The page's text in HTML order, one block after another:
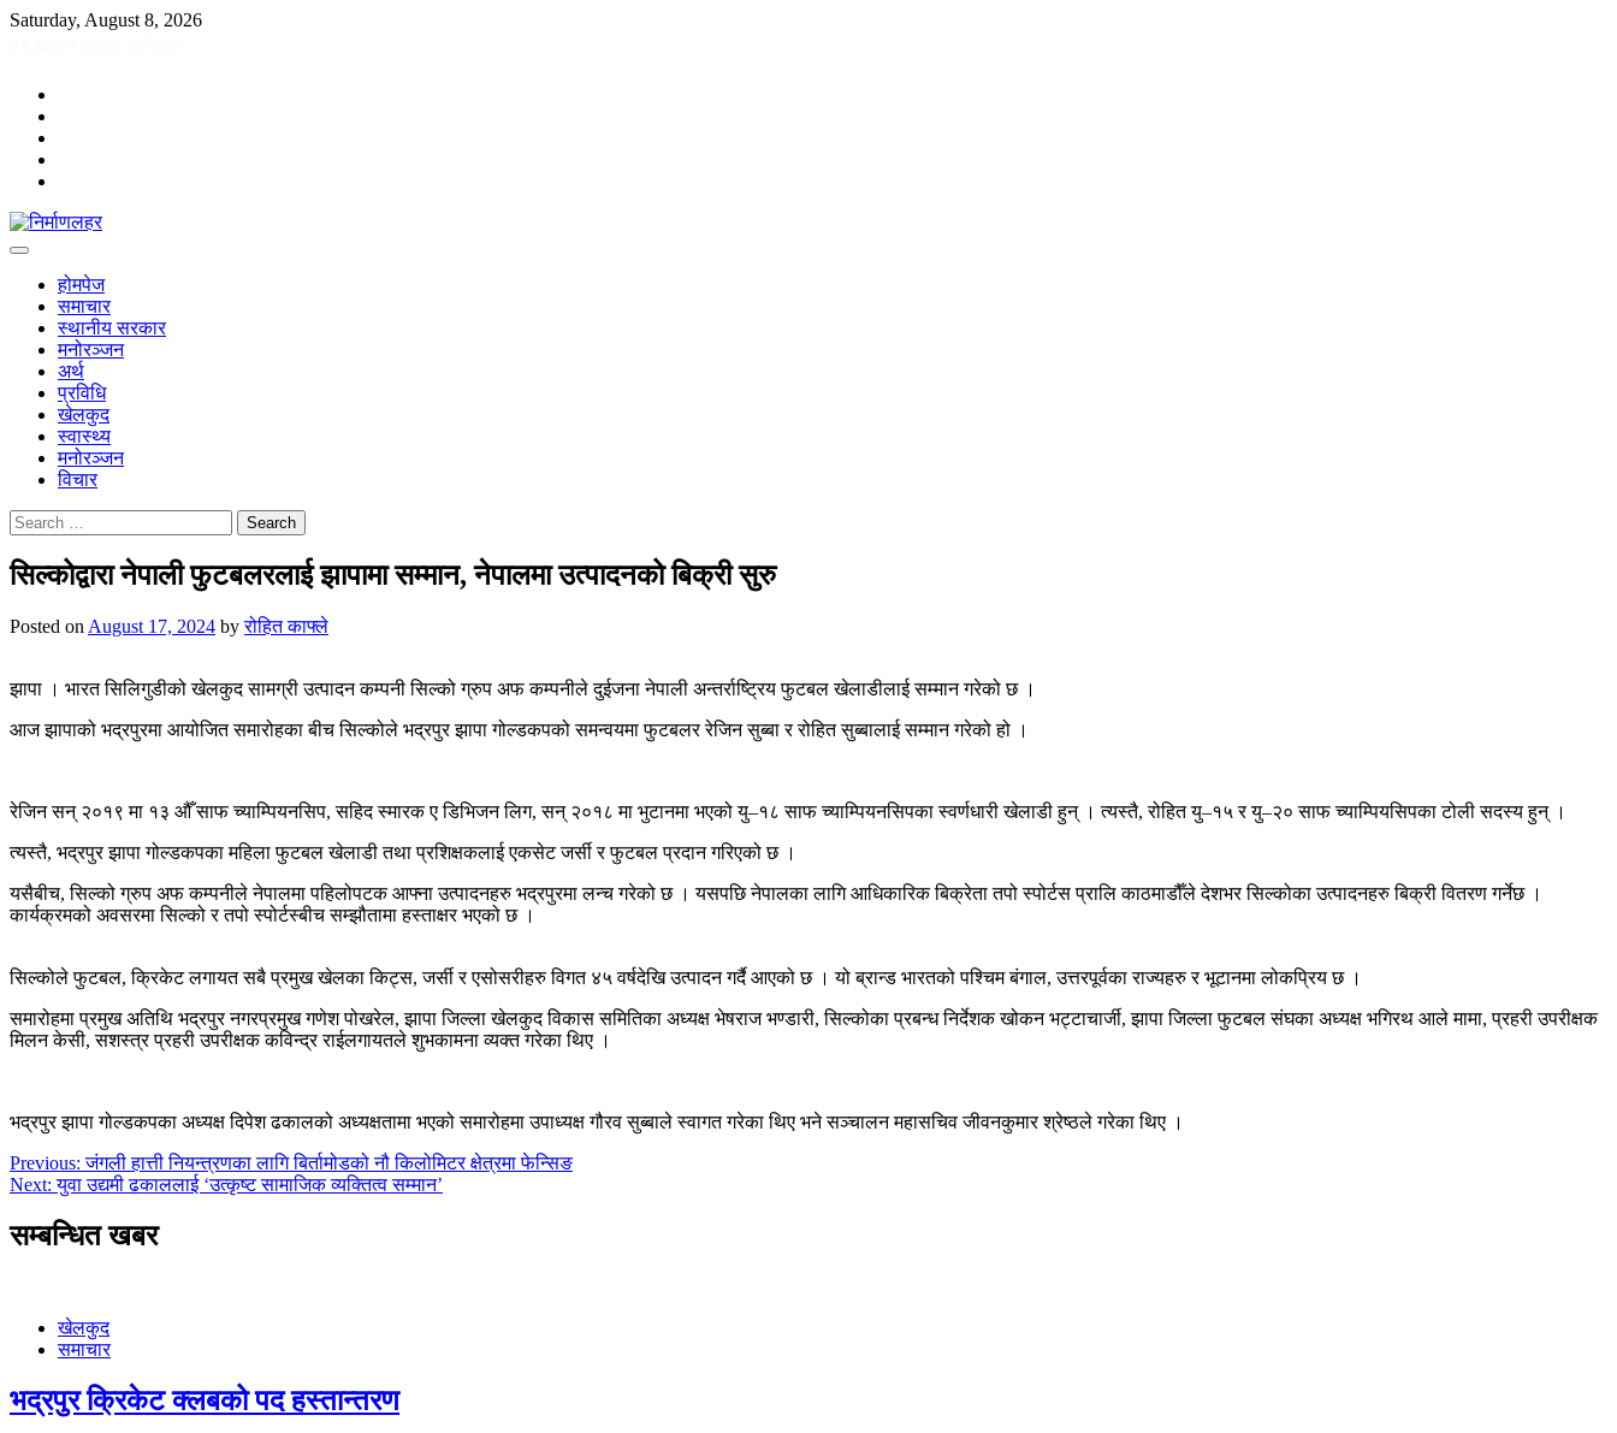
Skip
Saturday, August 8, 2026
होमपेज
समाचार
स्थानीय सरकार
मनोरञ्जन
अर्थ
प्रविधि
खेलकुद
स्वास्थ्य
मनोरञ्जन
विचार
Search
for:
सिल्कोद्वारा नेपाली फुटबलरलाई झापामा सम्मान, नेपालमा उत्पादनको बिक्री सुरु
Posted on August 17, 2024 byरोहित काफ्ले
झापा । भारत सिलिगुडीको खेलकुद सामग्री उत्पादन कम्पनी सिल्को ग्रुप अफ कम्पनीले दुईजना नेपाली अन्तर्राष्ट्रिय फुटबल खेलाडीलाई सम्मान गरेको छ ।
आज झापाको भद्रपुरमा आयोजित समारोहका बीच सिल्कोले भद्रपुर झापा गोल्डकपको समन्वयमा फुटबलर रेजिन सुब्बा र रोहित सुब्बालाई सम्मान गरेको हो ।
रेजिन सन् २०१९ मा १३ औँ साफ च्याम्पियनसिप, सहिद स्मारक ए डिभिजन लिग, सन् २०१८ मा भुटानमा भएको यु–१८ साफ च्याम्पियनसिपका स्वर्णधारी खेलाडी हुन् । त्यस्तै, रोहित यु–१५ र यु–२० साफ च्याम्पियसिपका टोली सदस्य हुन् ।
त्यस्तै, भद्रपुर झापा गोल्डकपका महिला फुटबल खेलाडी तथा प्रशिक्षकलाई एकसेट जर्सी र फुटबल प्रदान गरिएको छ ।
यसैबीच, सिल्को ग्रुप अफ कम्पनीले नेपालमा पहिलोपटक आफ्ना उत्पादनहरु भद्रपुरमा लन्च गरेको छ । यसपछि नेपालका लागि आधिकारिक बिक्रेता तपो स्पोर्टस प्रालि काठमाडौँले देशभर सिल्कोका उत्पादनहरु बिक्री वितरण गर्नेछ ।
कार्यक्रमको अवसरमा सिल्को र तपो स्पोर्टस्बीच सम्झौतामा हस्ताक्षर भएको छ ।
सिल्कोले फुटबल, क्रिकेट लगायत सबै प्रमुख खेलका किट्स, जर्सी र एसोसरीहरु विगत ४५ वर्षदेखि उत्पादन गर्दै आएको छ । यो ब्रान्ड भारतको पश्चिम बंगाल, उत्तरपूर्वका राज्यहरु र भूटानमा लोकप्रिय छ ।
समारोहमा प्रमुख अतिथि भद्रपुर नगरप्रमुख गणेश पोखरेल, झापा जिल्ला खेलकुद विकास समितिका अध्यक्ष भेषराज भण्डारी, सिल्कोका प्रबन्ध निर्देशक खोकन भट्टाचार्जी, झापा जिल्ला फुटबल संघका अध्यक्ष भगिरथ आले मामा, प्रहरी उपरीक्षक
मिलन केसी, सशस्त्र प्रहरी उपरीक्षक कविन्द्र राईलगायतले शुभकामना व्यक्त गरेका थिए ।
भद्रपुर झापा गोल्डकपका अध्यक्ष दिपेश ढकालको अध्यक्षतामा भएको समारोहमा उपाध्यक्ष गौरव सुब्बाले स्वागत गरेका थिए भने सञ्चालन महासचिव जीवनकुमार श्रेष्ठले गरेका थिए ।
Post
navigation
Previous: जंगली हात्ती नियन्त्रणका लागि बिर्तामोडको नौ किलोमिटर क्षेत्रमा फेन्सिङ
Next: युवा उद्यमी ढकाललाई ‘उत्कृष्ट सामाजिक व्यक्तित्व सम्मान’
सम्बन्धित खबर
खेलकुद
समाचार
भद्रपुर क्रिकेट क्लबको पद हस्तान्तरण